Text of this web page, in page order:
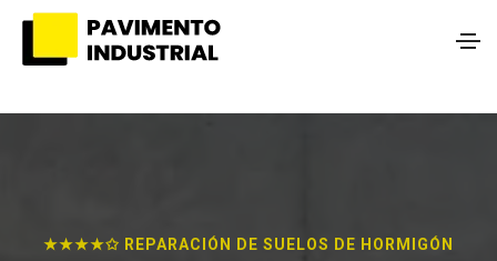
★★★★✩ REPARACIÓN DE SUELOS DE HORMIGÓN